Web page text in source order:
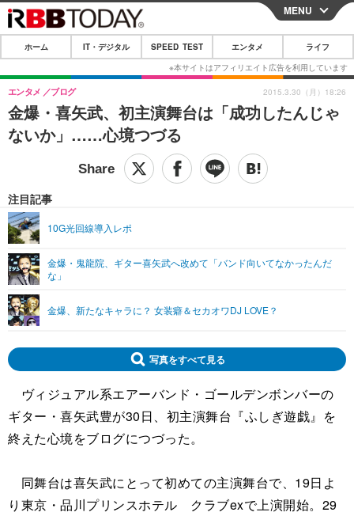
CLOSE
ホーム
IT・デジタル
IT・デジタルTOP スマートフォン
その他
SPEED TEST
映画・ドラマ
ショッピング その他
ライフTOP
リリース一覧
プッシュ通知の停止方法
MENU
ホーム IT・デジタル SPEED TEST エンタメ ライフ
金爆・喜矢武、初主演舞台は「成功したんじゃ
ないか」……心境つづる
エンタメ ブログ
注目記事
10G光回線導入レポ
金爆・鬼龍院、ギター喜矢武へ改めて「バンド向いてなかったんだ
な」
金爆、新たなキャラに？ 女装癖＆セカオワDJ LOVE？
2015.3.30（月）18:26
写真をすべて見る
ヴィジュアル系エアーバンド・ゴールデンボンバーの
ギター・喜矢武豊が30日、初主演舞台『ふしぎ遊戯』を
終えた心境をブログにつづった。
同舞台は喜矢武にとって初めての主演舞台で、19日よ
り東京・品川プリンスホテル クラブexで上演開始。29